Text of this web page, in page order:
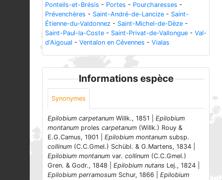
Ponteils-et-Brésis - Portes - Pourcharesses -
Prévenchères - Saint-André-de-Lancize - Saint-
Étienne-du-Valdonnez - Saint-Michel-de-Dèze -
Saint-Paul-la-Coste - Saint-Privat-de-Vallongue - Val-
d'Aigoual - Ventalon en Cévennes - Vialas
Informations espèce
Synonymes
Epilobium carpetanum Willk., 1851 | Epilobium
montanum proles carpetanum (Willk.) Rouy &
E.G.Camus, 1901 | Epilobium montanum subsp.
collinum (C.C.Gmel.) Schübl. & G.Martens, 1834 |
Epilobium montanum var. collinum (C.C.Gmel.)
Gren. & Godr., 1848 | Epilobium nutans Lej., 1824 |
Epilobium perramosum Schur, 1866 | Epilobium